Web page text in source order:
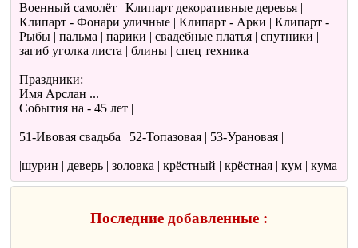
Военный самолёт | Клипарт декоративные деревья |
Клипарт - Фонари уличные | Клипарт - Арки | Клипарт -
Рыбы | пальма | парики | свадебные платья | спутники |
загиб уголка листа | блины | спец техника |
Праздники:
Имя Арслан ...
События на - 45 лет |
51-Ивовая свадьба | 52-Топазовая | 53-Урановая |
|шурин | деверь | золовка | крёстный | крёстная | кум | кума
Последние добавленные :